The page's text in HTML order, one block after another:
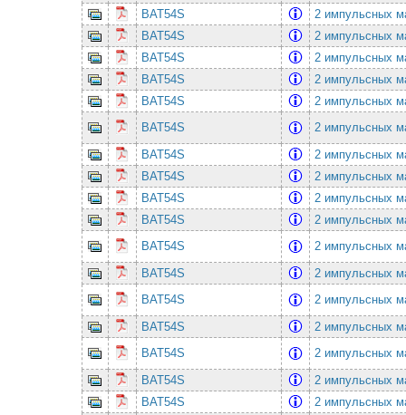
BAT54S
2 импульсных
BAT54S
2 импульсных
BAT54S
2 импульсных
BAT54S
2 импульсных
BAT54S
2 импульсных
BAT54S
2 импульсных
BAT54S
2 импульсных
BAT54S
2 импульсных
BAT54S
2 импульсных
BAT54S
2 импульсных
BAT54S
2 импульсных
BAT54S
2 импульсных
BAT54S
2 импульсных
BAT54S
2 импульсных
BAT54S
2 импульсных
BAT54S
2 импульсных
BAT54S
2 импульсных